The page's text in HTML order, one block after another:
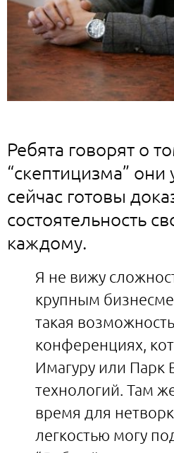
Ребята говорят о
“скептицизма”
сейчас готовы
состоятельность
каждому.
Я не вижу
крупным
такая
конференциях,
Имагуру или Парк
технологий. Там
время для
легкостью могу